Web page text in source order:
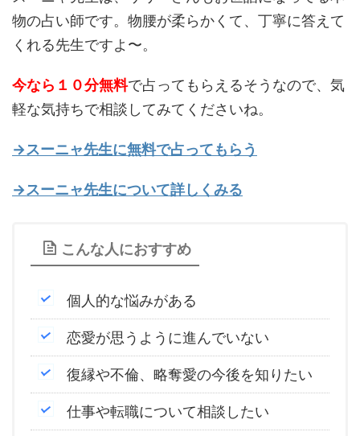
物の占い師です。物腰が柔らかくて、丁寧に答えて
くれる先生ですよ〜。
今なら１０分無料で占ってもらえるそうなので、気
軽な気持ちで相談してみてくださいね。
→スーニャ先生に無料で占ってもらう
→スーニャ先生について詳しくみる
こんな人におすすめ
個人的な悩みがある
恋愛が思うように進んでいない
復縁や不倫、略奪愛の今後を知りたい
仕事や転職について相談したい